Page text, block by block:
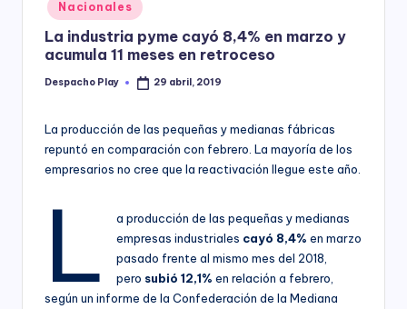
y
in
Nacionales
La industria pyme cayó 8,4% en marzo y
acumula 11 meses en retroceso
Posted
Despacho Play 29 abril, 2019
La producción de las pequeñas y medianas fábricas
repuntó en comparación con febrero. La mayoría de los
empresarios no cree que la reactivación llegue este año.
L
a producción de las pequeñas y medianas
empresas industriales cayó 8,4% en marzo
pasado frente al mismo mes del 2018,
pero subió 12,1% en relación a febrero,
según un informe de la Confederación de la Mediana